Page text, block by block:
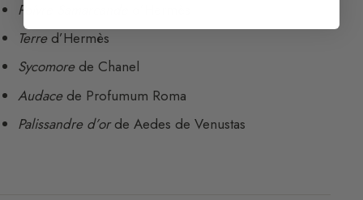
Poivre Samarcande
Terred’Hermès
Sycomorede Chanel
Audacede Profumum Roma
Palissandre d’orde Aedes de Venustas